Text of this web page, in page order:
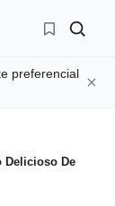
preferencial
Delicioso De